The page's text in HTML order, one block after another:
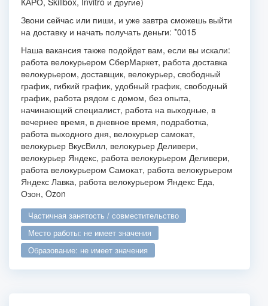
Звони сейчас или пиши, и уже завтра сможешь выйти
на доставку и начать получать деньги: *0015
Наша вакансия также подойдет вам, если вы искали:
работа велокурьером СберМаркет, работа доставка
велокурьером, доставщик, велокурьер, свободный
график, гибкий график, удобный график, свободный
график, работа рядом с домом, без опыта,
начинающий специалист, работа на выходные, в
вечернее время, в дневное время, подработка,
работа выходного дня, велокурьер самокат,
велокурьер ВкусВилл, велокурьер Деливери,
велокурьер Яндекс, работа велокурьером Деливери,
работа велокурьером Самокат, работа велокурьером
Яндекс Лавка, работа велокурьером Яндекс Еда,
Озон, Ozon
частичная занятость / совместительство
место работы: не имеет значения
образование: не имеет значения